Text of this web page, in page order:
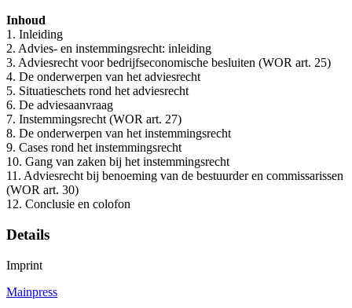
Inhoud
1. Inleiding
2. Advies- en instemmingsrecht: inleiding
3. Adviesrecht voor bedrijfseconomische besluiten (WOR art. 25)
4. De onderwerpen van het adviesrecht
5. Situatieschets rond het adviesrecht
6. De adviesaanvraag
7. Instemmingsrecht (WOR art. 27)
8. De onderwerpen van het instemmingsrecht
9. Cases rond het instemmingsrecht
10. Gang van zaken bij het instemmingsrecht
11. Adviesrecht bij benoeming van de bestuurder en commissarissen
(WOR art. 30)
12. Conclusie en colofon
Details
Imprint
Mainpress